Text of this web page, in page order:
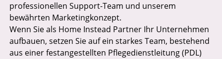
professionellen Support-Team und unserem
bewährten Marketingkonzept.
Wenn Sie als Home Instead Partner Ihr Unternehmen
aufbauen, setzen Sie auf ein starkes Team, bestehend
aus einer festangestellten Pflegedienstleitung (PDL)